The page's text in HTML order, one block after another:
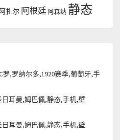
阿扎尔 阿根廷 阿森纳 静态
罗,罗纳尔多,1920赛季,葡萄牙,手
日耳曼,姆巴佩,静态,手机,壁
日耳曼,姆巴佩,静态,手机,壁